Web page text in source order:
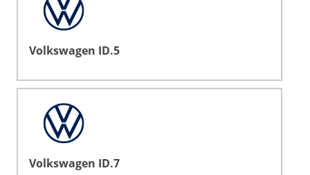
Volkswagen ID.5
Volkswagen ID.7